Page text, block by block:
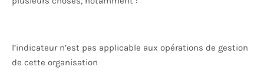
l’indicateur n’est pas applicable aux opérations de gestion
de cette organisation